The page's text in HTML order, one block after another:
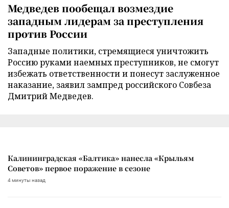
Медведев пообещал возмездие
западным лидерам за преступления
против России
Западные политики, стремящиеся уничтожить
Россию руками наемных преступников, не смогут
избежать ответственности и понесут заслуженное
наказание, заявил зампред российского Совбеза
Дмитрий Медведев.
Калининградская «Балтика» нанесла «Крыльям
Советов» первое поражение в сезоне
4 минуты назад